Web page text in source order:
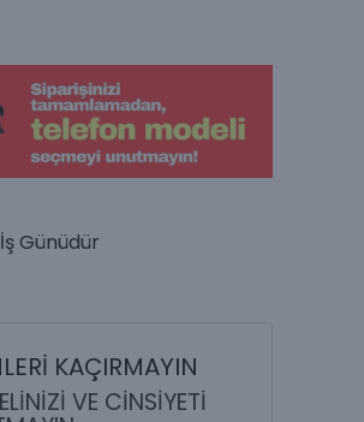
Günüdür
KAÇIRMAYIN
VE CİNSİYETİ